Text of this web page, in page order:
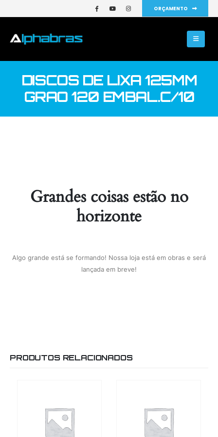
ORÇAMENTO
DISCOS DE LIXA 125MM
GRAO 120 EMBAL.C/10
Grandes coisas estão no
horizonte
Algo grande está se formando! Nossa loja está em obras e será
lançada em breve!
PRODUTOS RELACIONADOS